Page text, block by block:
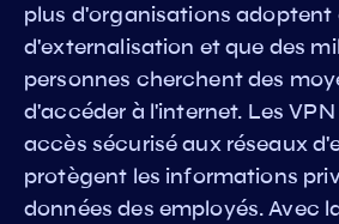
plus d'organisations adoptent
d'externalisation et que des
personnes cherchent des
d'accéder à l'internet. Les
accès sécurisé aux réseaux
protègent les informations
données des employés. Avec